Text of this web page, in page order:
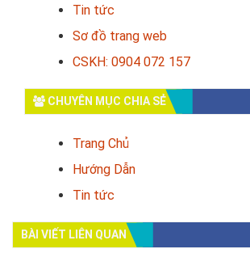
Tin tức
Sơ đồ trang web
CSKH: 0904 072 157
CHUYÊN MỤC CHIA SẺ
Trang Chủ
Hướng Dẫn
Tin tức
BÀI VIẾT LIÊN QUAN